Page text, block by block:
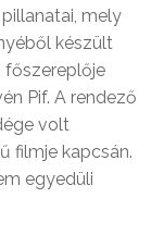
mely
készült
főszereplője
Pif. A rendező
volt
filmje kapcsán.
egyedüli